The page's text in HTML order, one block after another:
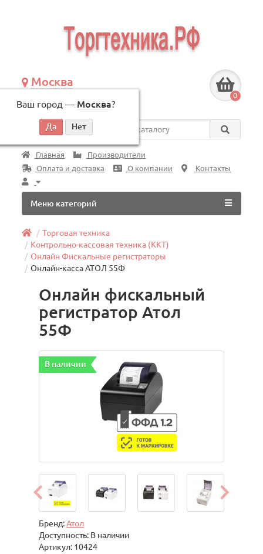
Москва
Ваш город — Москва?
по будням, с 09:00 до 18:00
0
Везде
Главная
Производители
Оплата и доставка
О компании Контакты
Меню категорий
Торговая техника
Контрольно-кассовая техника (ККТ)
Онлайн Фискальные регистраторы
Онлайн-касса АТОЛ 55Ф
Онлайн фискальный
регистратор Атол
55Ф
В наличии
Бренд:Атол
Доступность: В наличии
Артикул: 10424